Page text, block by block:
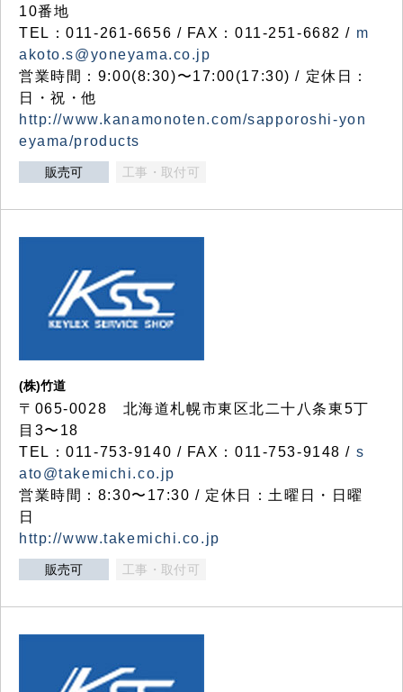
10番地
TEL：011-261-6656 / FAX：011-251-6682 / m
akoto.s@yoneyama.co.jp
営業時間：9:00(8:30)〜17:00(17:30) / 定休日：
日・祝・他
http://www.kanamonoten.com/sapporoshi-yon
eyama/products
販売可 工事・取付可
(株)竹道
〒065-0028 北海道札幌市東区北二十八条東5丁
目3〜18
TEL：011-753-9140 / FAX：011-753-9148 / s
ato@takemichi.co.jp
営業時間：8:30〜17:30 / 定休日：土曜日・日曜
日
http://www.takemichi.co.jp
販売可 工事・取付可